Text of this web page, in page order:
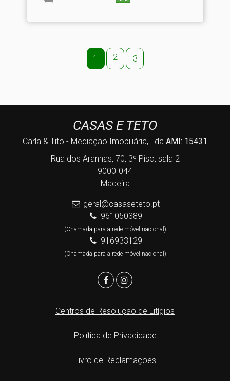
1 2 3
CASAS E TETO
Carla & Tito - Mediação Imobiliária, Lda AMI: 15431
Rua dos Aranhas, 70, 3º Piso, sala 2
9000-044
Madeira
geral@casaseteto.pt
961050389
(Chamada para a rede móvel nacional)
916933129
(Chamada para a rede móvel nacional)
Centros de Resolução de Litígios
Política de Privacidade
Livro de Reclamações